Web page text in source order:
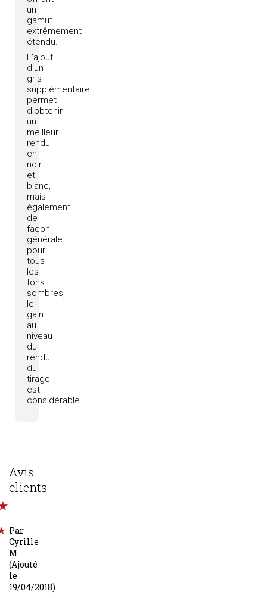
un
gamut
extrêmement
étendu.
L'ajout
d'un
gris
supplémentaire
permet
d'obtenir
un
meilleur
rendu
en
noir
et
blanc,
mais
également
de
façon
générale
pour
tous
les
tons
sombres,
le
gain
au
niveau
du
rendu
du
tirage
est
considérable.
Avis
clients
Par
Cyrille
M
(Ajouté
le
19/04/2018)